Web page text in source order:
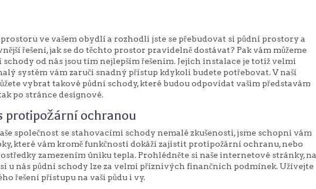
ve vašem obydlí a rozhodli jste se přebudovat si půdní prostory a
řešení, jak se do těchto prostor pravidelně dostávat? Pak vám můžeme
schody od nás jsou tím nejlepším řešením. Jejich instalace je totiž velmi
systém vám zaručí snadný přístup kdykoli budete potřebovat. V naší
vybrat takové půdní schody, které budou odpovídat vašim představám
po stránce designové.
protipožární ochranou
společnost se stahovacími schody nemalé zkušenosti, jsme schopni vám
které vám kromě funkčnosti dokáží zajistit protipožární ochranu, nebo
zamezením úniku tepla. Prohlédněte si naše internetové stránky, na
u nás půdní schody lze za velmi příznivých finančních podmínek. Užívejte
řešení přístupu na vaši půdu i vy.